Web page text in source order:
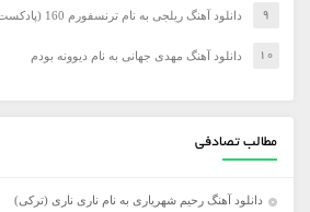
دانلود آهنگ ریلجی به نام ترنسفورم 160 (پادکست)
دانلود آهنگ مهدی جهانی به نام دیوونه بودم
مطالب تصادفی
دانلود آهنگ رحیم شهریاری به نام ناری ناری (ترکی)